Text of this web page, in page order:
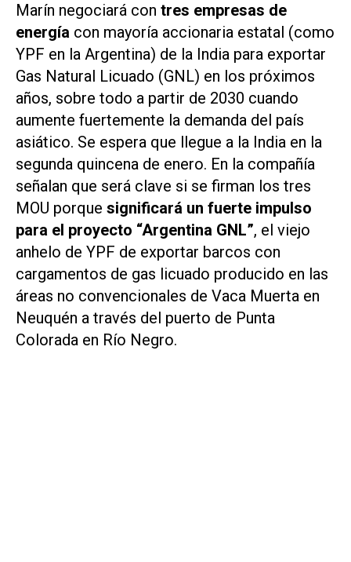
Marín negociará con tres empresas de
energía con mayoría accionaria estatal (como
YPF en la Argentina) de la India para exportar
Gas Natural Licuado (GNL) en los próximos
años, sobre todo a partir de 2030 cuando
aumente fuertemente la demanda del país
asiático. Se espera que llegue a la India en la
segunda quincena de enero. En la compañía
señalan que será clave si se firman los tres
MOU porque significará un fuerte impulso
para el proyecto “Argentina GNL”, el viejo
anhelo de YPF de exportar barcos con
cargamentos de gas licuado producido en las
áreas no convencionales de Vaca Muerta en
Neuquén a través del puerto de Punta
Colorada en Río Negro.